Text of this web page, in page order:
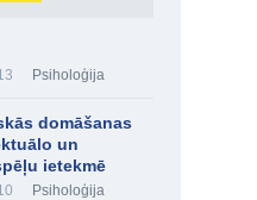
Psiholoģija
domāšanas
un
ietekmē
Psiholoģija